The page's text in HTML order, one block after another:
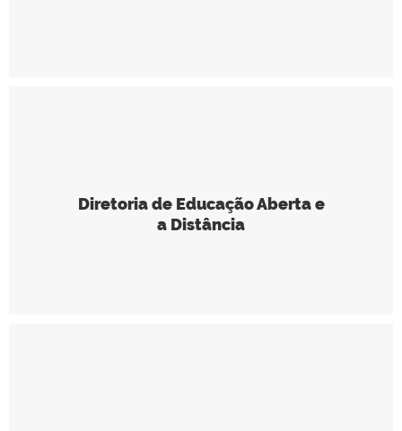
Diretoria de Educação Aberta e
a Distância